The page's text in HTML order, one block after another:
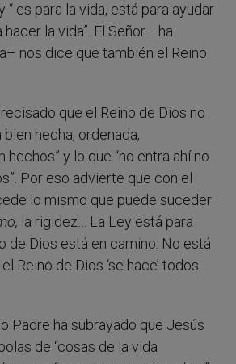
“ es para la vida, está para ayudar
hacer la vida”. El Señor –ha
nos dice que también el Reino
que el Reino de Dios no
bien hecha, ordenada,
hechos” y lo que “no entra ahí no
Por eso advierte que con el
lo mismo que puede suceder
la rigidez… La Ley está para
de Dios está en camino. No está
Reino de Dios ‘se hace’ todos
Padre ha subrayado que Jesús
de “cosas de la vida